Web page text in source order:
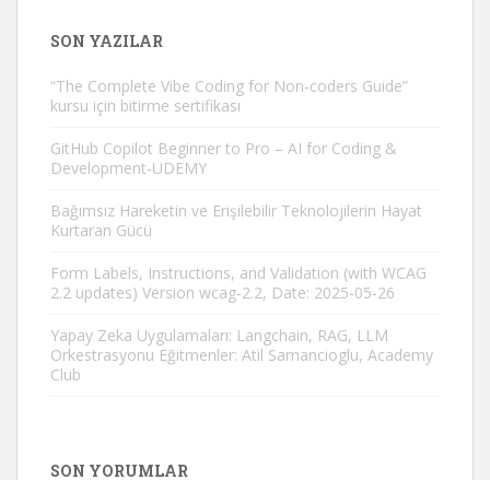
SON YAZILAR
“The Complete Vibe Coding for Non-coders Guide”
kursu için bitirme sertifikası
GitHub Copilot Beginner to Pro – AI for Coding &
Development-UDEMY
Bağımsız Hareketin ve Erişilebilir Teknolojilerin Hayat
Kurtaran Gücü
Form Labels, Instructions, and Validation (with WCAG
2.2 updates) Version wcag-2.2, Date: 2025-05-26
Yapay Zeka Uygulamaları: Langchain, RAG, LLM
Orkestrasyonu Eğitmenler: Atil Samancioglu, Academy
Club
SON YORUMLAR